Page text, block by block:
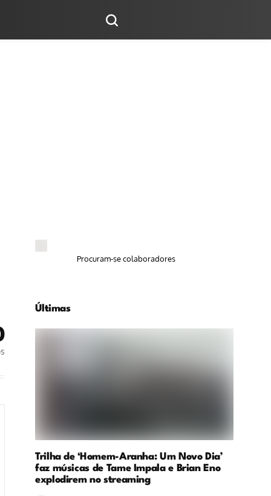
Procuram-se colaboradores
Últimas
Trilha de ‘Homem-Aranha: Um Novo Dia’
faz músicas de Tame Impala e Brian Eno
explodirem no streaming